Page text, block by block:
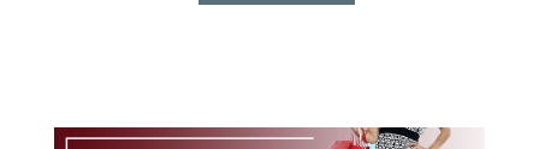
goudkleur